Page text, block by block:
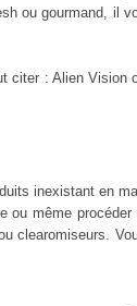
ou gourmand, il
citer : Alien
inexistant en
ou même
clearomiseurs.